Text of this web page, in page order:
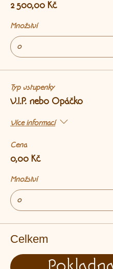
2 500,00 Kč
Množství
Typ vstupenky
V.I.P. nebo Opáčko
Více informací
Cena
0,00 Kč
Množství
Celkem